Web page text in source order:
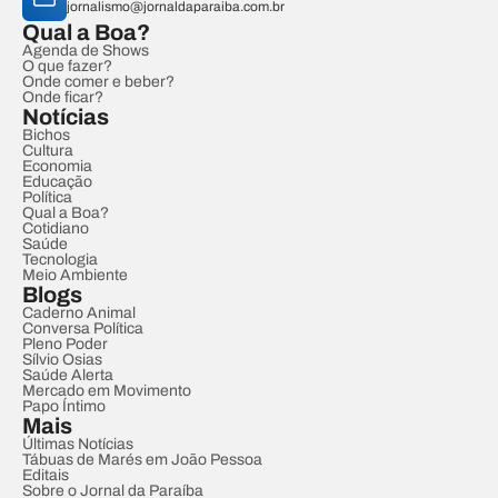
jornalismo@jornaldaparaiba.com.br
Qual a Boa?
Agenda de Shows
O que fazer?
Onde comer e beber?
Onde ficar?
Notícias
Bichos
Cultura
Economia
Educação
Política
Qual a Boa?
Cotidiano
Saúde
Tecnologia
Meio Ambiente
Blogs
Caderno Animal
Conversa Política
Pleno Poder
Sílvio Osias
Saúde Alerta
Mercado em Movimento
Papo Íntimo
Mais
Últimas Notícias
Tábuas de Marés em João Pessoa
Editais
Sobre o Jornal da Paraíba